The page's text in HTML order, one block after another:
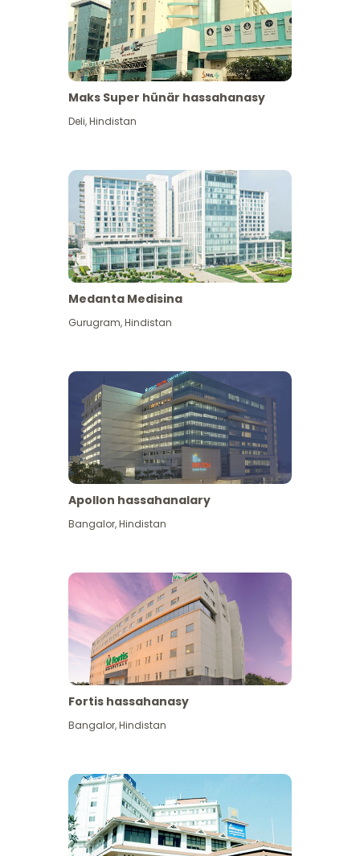
Has giňişleýin gör
Maks Super hünär hassahanasy
Deli,Hindistan
Medanta Medisina
Gurugram,Hindistan
Apollon hassahanalary
Bangalor,Hindistan
Fortis hassahanasy
Bangalor,Hindistan